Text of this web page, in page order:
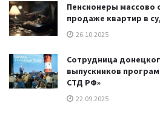
Пенсионеры массово
продаже квартир в
26.10.2025
Сотрудница
выпускников
СТД РФ»
22.09.2025